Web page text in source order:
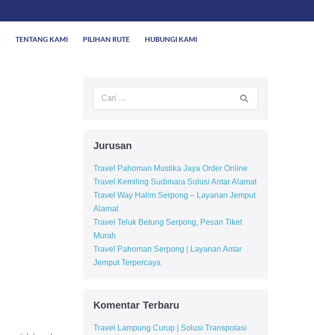
TENTANG KAMI PILIHAN RUTE HUBUNGI KAMI
Jurusan
Travel Pahoman Mustika Jaya Order Online
Travel Kemiling Sudimara Solusi Antar Alamat
Travel Way Halim Serpong – Layanan Jemput
Alamat
Travel Teluk Betung Serpong, Pesan Tiket
Murah
Travel Pahoman Serpong | Layanan Antar
Jemput Terpercaya
Komentar Terbaru
Travel Lampung Curup | Solusi Transpotasi